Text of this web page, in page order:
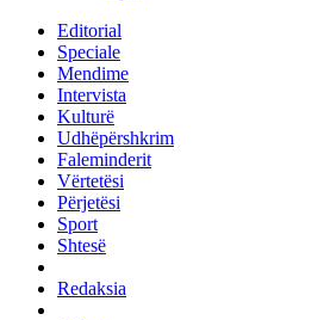
Editorial
Speciale
Mendime
Intervista
Kulturë
Udhëpërshkrim
Faleminderit
Vërtetësi
Përjetësi
Sport
Shtesë
Redaksia